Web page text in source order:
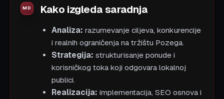
Kako izgleda saradnja
Analiza: razumevanje ciljeva, konkurencije
i realnih ograničenja na tržištu Pozega.
Strategija: strukturisanje ponude i
korisničkog toka koji odgovara lokalnoj
publici.
Realizacija: implementacija, SEO osnova i